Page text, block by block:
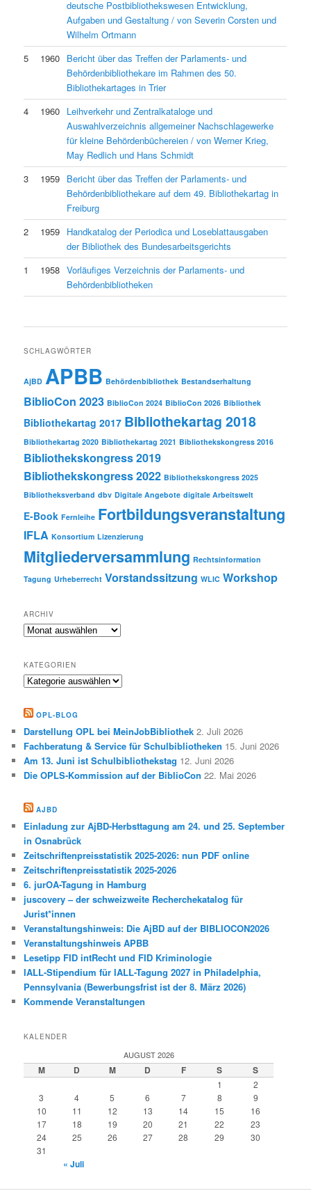
deutsche Postbibliothekswesen Entwicklung,
Aufgaben und Gestaltung / von Severin Corsten und
Wilhelm Ortmann
5
1960 Bericht über das Treffen der Parlaments- und
Behördenbibliothekare im Rahmen des 50.
Bibliothekartages in Trier
4
1960 Leihverkehr und Zentralkataloge und
Auswahlverzeichnis allgemeiner Nachschlagewerke
für kleine Behördenbüchereien / von Werner Krieg,
May Redlich und Hans Schmidt
3
1959 Bericht über das Treffen der Parlaments- und
Behördenbibliothekare auf dem 49. Bibliothekartag in
Freiburg
2
1959 Handkatalog der Periodica und Loseblattausgaben
der Bibliothek des Bundesarbeitsgerichts
1
1958 Vorläufiges Verzeichnis der Parlaments- und
Behördenbibliotheken
SCHLAGWÖRTER
AjBD APBB Behördenbibliothek Bestandserhaltung
BiblioCon 2023 BiblioCon 2024 BiblioCon 2026 Bibliothek
Bibliothekartag 2017 Bibliothekartag 2018
Bibliothekartag 2020 Bibliothekartag 2021 Bibliothekskongress 2016
Bibliothekskongress 2019
Bibliothekskongress 2022 Bibliothekskongress 2025
Bibliotheksverband dbv Digitale Angebote digitale Arbeitswelt
E-Book Fernleihe Fortbildungsveranstaltung
IFLA Konsortium Lizenzierung
Mitgliederversammlung Rechtsinformation
Tagung Urheberrecht Vorstandssitzung WLIC Workshop
ARCHIV
Archiv
KATEGORIEN
Kategorien
OPL-BLOG
Darstellung OPL bei MeinJobBibliothek 2. Juli 2026
Fachberatung & Service für Schulbibliotheken 15. Juni 2026
Am 13. Juni ist Schulbibliothekstag 12. Juni 2026
Die OPLS-Kommission auf der BiblioCon 22. Mai 2026
AJBD
Einladung zur AjBD-Herbsttagung am 24. und 25. September
in Osnabrück
Zeitschriftenpreisstatistik 2025-2026: nun PDF online
Zeitschriftenpreisstatistik 2025-2026
6. jurOA-Tagung in Hamburg
juscovery – der schweizweite Recherchekatalog für
Jurist*innen
Veranstaltungshinweis: Die AjBD auf der BIBLIOCON2026
Veranstaltungshinweis APBB
Lesetipp FID intRecht und FID Kriminologie
IALL-Stipendium für IALL-Tagung 2027 in Philadelphia,
Pennsylvania (Bewerbungsfrist ist der 8. März 2026)
Kommende Veranstaltungen
KALENDER
AUGUST 2026
M D M D F S S
1
2
3
4 5 6 7 8
9
10
11 12 13 14 15
16
17
18 19 20 21 22
23
24
25 26 27 28 29
30
31
« Juli